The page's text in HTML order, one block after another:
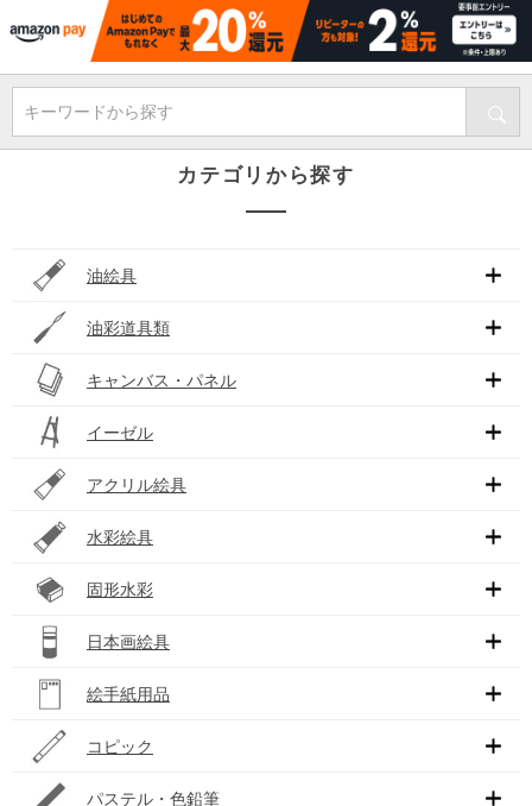
キーワードから探す
カテゴリから探す
油絵具
油彩道具類
キャンバス・パネル
イーゼル
アクリル絵具
水彩絵具
固形水彩
日本画絵具
絵手紙用品
コピック
パステル・色鉛筆